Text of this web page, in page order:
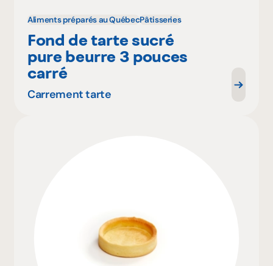
Aliments préparés au QuébecPâtisseries
Fond de tarte sucré
pure beurre 3 pouces
carré
Carrement tarte